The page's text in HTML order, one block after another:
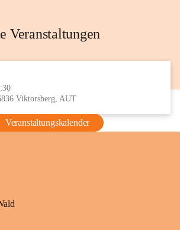
Veranstaltungen
Viktorsberg, AUT
Veranstaltungskalender